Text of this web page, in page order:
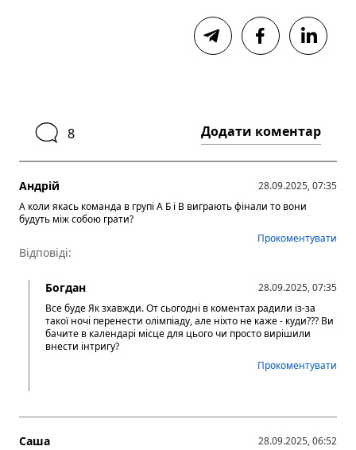
8 Додати коментар
Андрій
28.09.2025, 07:35
А коли якась команда в групі А Б і В виграють фінали то вони
будуть між собою грати?
Прокоментувати
Відповіді:
Богдан
28.09.2025, 07:35
Все буде Як зхавжди. От сьогодні в коментах радили із-за
такої ночі перенести олімпіаду, але ніхто не каже - куди??? Ви
бачите в календарі місце для цього чи просто вирішили
внести інтригу?
Прокоментувати
Саша
28.09.2025, 06:52